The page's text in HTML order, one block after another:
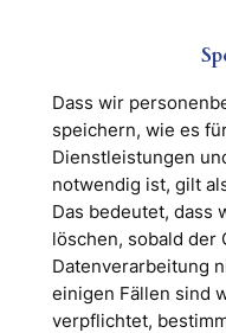
Dass wir
speichern, wie es
Dienstleistungen
notwendig ist, gilt
Das bedeutet, dass
löschen, sobald der
Datenverarbeitung
einigen Fällen sind
verpflichtet,